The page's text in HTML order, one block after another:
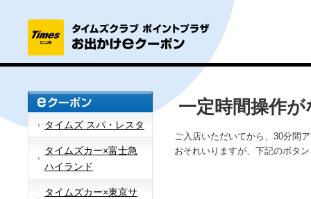
タイムズ スパ・レスタ
タイムズカー×富士急
ハイランド
タイムズカー×東京サ
一定時間操作
ご入店いただいてから、30分間
おそれいりますが、下記のボタ